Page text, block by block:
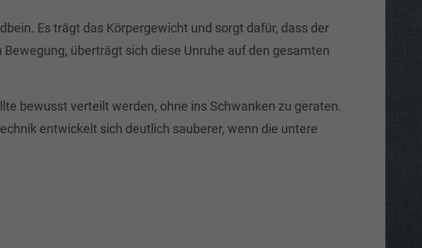
Es trägt das Körpergewicht und sorgt dafür, dass der
überträgt sich diese Unruhe auf den gesamten
bewusst verteilt werden, ohne ins Schwanken zu geraten.
entwickelt sich deutlich sauberer, wenn die untere